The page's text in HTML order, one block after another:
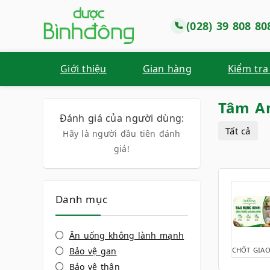
(028) 39 808
Giới thiệu Gian hàng Kiểm
Tâm
Đánh giá của người dùng:
Hãy là người đầu tiên đánh
giá!
Danh mục
Ăn uống không lành mạnh
Bảo vệ gan
Bảo vệ thận
Tất cả
CHỐT